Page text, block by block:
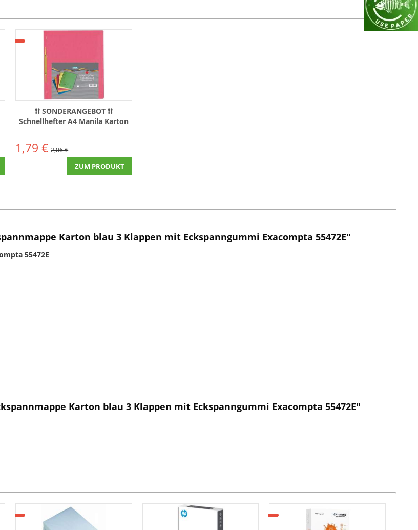
❗❗ SONDERANGEBOT ❗❗
Schnellhefter A4 Manila Karton
Toppoint 5erPack
1,79 € 2,06 €
ZUM PRODUKT
Karton blau 3 Klappen mit Eckspanngummi Exacompta 55472E"
55472E
Eckspannmappe Karton blau 3 Klappen mit Eckspanngummi Exacompta 55472E"